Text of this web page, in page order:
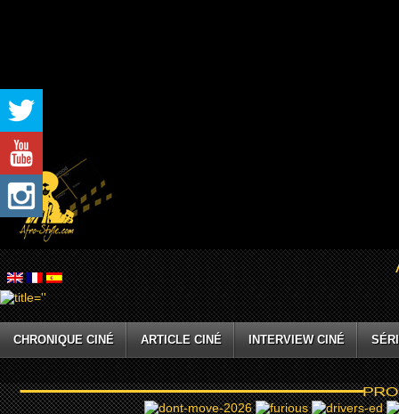
CHRONIQUE CINÉ ARTICLE CINÉ INTERVIEW CINÉ